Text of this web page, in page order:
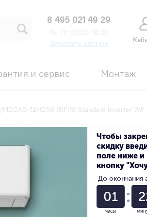
8 495 021 49 29
Заказать звонок
и сервис Монтаж
MDOAG-12HDN8 INFINI Standard Inverter WF
Standard Inverter WF
В наличии на складе Ваша
Чтобы
скидку
поле ниже и
кнопку
До окончания
01
часы